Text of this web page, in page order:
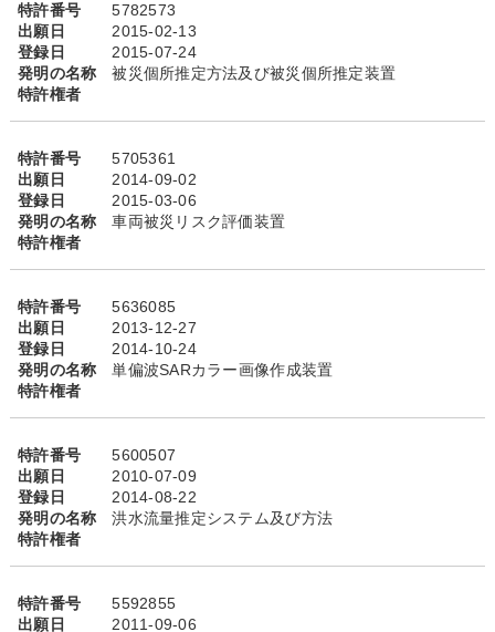
特許番号
5782573
出願日
2015-02-13
登録日
2015-07-24
発明の名称
被災個所推定方法及び被災個所推定装置
特許権者
特許番号
5705361
出願日
2014-09-02
登録日
2015-03-06
発明の名称
車両被災リスク評価装置
特許権者
特許番号
5636085
出願日
2013-12-27
登録日
2014-10-24
発明の名称
単偏波SARカラー画像作成装置
特許権者
特許番号
5600507
出願日
2010-07-09
登録日
2014-08-22
発明の名称
洪水流量推定システム及び方法
特許権者
特許番号
5592855
出願日
2011-09-06